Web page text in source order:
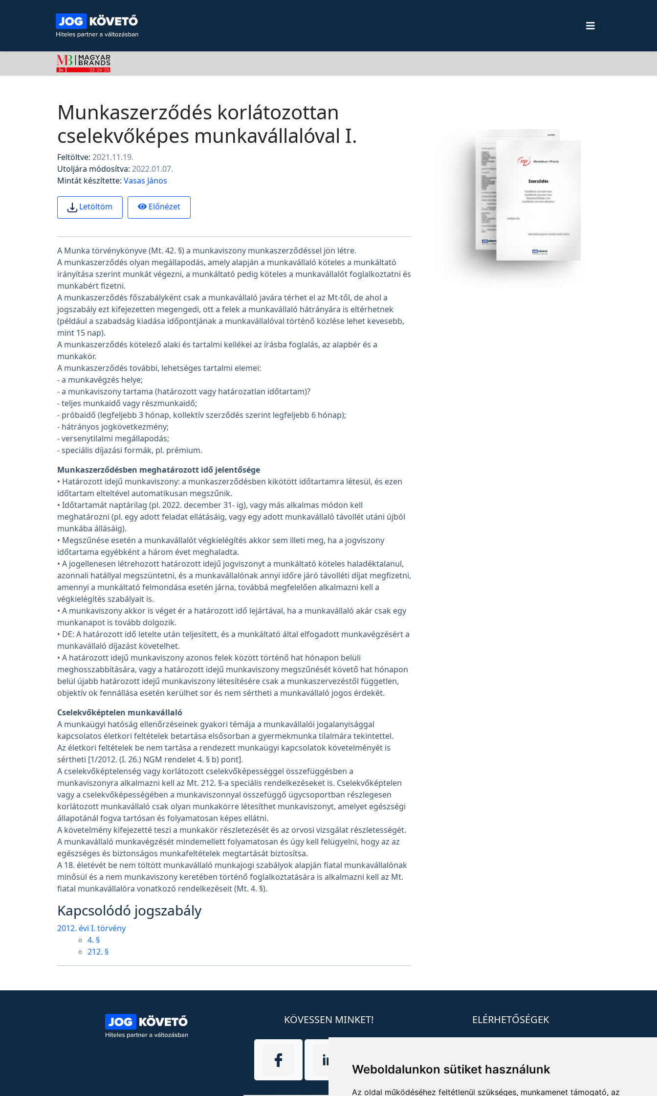
Weboldalunkon sütiket használunk
Az oldal működéséhez feltétlenül szükséges, munkamenet támogató, az
Munkaszerződés korlátozottan
cselekvőképes munkavállalóval I.
Feltöltve: 2021.11.19.
Utoljára módosítva: 2022.01.07.
Mintát készítette: Vasas János
Letöltöm Előnézet
A Munka törvénykönyve (Mt. 42. §) a munkaviszony munkaszerződéssel jön létre.
A munkaszerződés olyan megállapodás, amely alapján a munkavállaló köteles a munkáltató
irányítása szerint munkát végezni, a munkáltató pedig köteles a munkavállalót foglalkoztatni és
munkabért fizetni.
A munkaszerződés főszabályként csak a munkavállaló javára térhet el az Mt-től, de ahol a
jogszabály ezt kifejezetten megengedi, ott a felek a munkavállaló hátrányára is eltérhetnek
(például a szabadság kiadása időpontjának a munkavállalóval történő közlése lehet kevesebb,
mint 15 nap).
A munkaszerződés kötelező alaki és tartalmi kellékei az írásba foglalás, az alapbér és a
munkakör.
A munkaszerződés további, lehetséges tartalmi elemei:
- a munkavégzés helye;
- a munkaviszony tartama (határozott vagy határozatlan időtartam)?
- teljes munkaidő vagy részmunkaidő;
- próbaidő (legfeljebb 3 hónap, kollektív szerződés szerint legfeljebb 6 hónap);
- hátrányos jogkövetkezmény;
- versenytilalmi megállapodás;
- speciális díjazási formák, pl. prémium.
Munkaszerződésben meghatározott idő jelentősége
• Határozott idejű munkaviszony: a munkaszerződésben kikötött időtartamra létesül, és ezen
időtartam elteltével automatikusan megszűnik.
• Időtartamát naptárilag (pl. 2022. december 31- ig), vagy más alkalmas módon kell
meghatározni (pl. egy adott feladat ellátásáig, vagy egy adott munkavállaló távollét utáni újból
munkába állásáig).
• Megszűnése esetén a munkavállalót végkielégítés akkor sem illeti meg, ha a jogviszony
időtartama egyébként a három évet meghaladta.
• A jogellenesen létrehozott határozott idejű jogviszonyt a munkáltató köteles haladéktalanul,
azonnali hatállyal megszüntetni, és a munkavállalónak annyi időre járó távolléti díjat megfizetni,
amennyi a munkáltató felmondása esetén járna, továbbá megfelelően alkalmazni kell a
végkielégítés szabályait is.
• A munkaviszony akkor is véget ér a határozott idő lejártával, ha a munkavállaló akár csak egy
munkanapot is tovább dolgozik.
• DE: A határozott idő letelte után teljesített, és a munkáltató által elfogadott munkavégzésért a
munkavállaló díjazást követelhet.
• A határozott idejű munkaviszony azonos felek között történő hat hónapon belüli
meghosszabbítására, vagy a határozott idejű munkaviszony megszűnését követő hat hónapon
belül újabb határozott idejű munkaviszony létesítésére csak a munkaszervezéstől független,
objektív ok fennállása esetén kerülhet sor és nem sértheti a munkavállaló jogos érdekét.
Cselekvőképtelen munkavállaló
A munkaügyi hatóság ellenőrzéseinek gyakori témája a munkavállalói jogalanyisággal
kapcsolatos életkori feltételek betartása elsősorban a gyermekmunka tilalmára tekintettel.
Az életkori feltételek be nem tartása a rendezett munkaügyi kapcsolatok követelményét is
sértheti [1/2012. (I. 26.) NGM rendelet 4. § b) pont].
A cselekvőképtelenség vagy korlátozott cselekvőképességgel összefüggésben a
munkaviszonyra alkalmazni kell az Mt. 212. §-a speciális rendelkezéseket is. Cselekvőképtelen
vagy a cselekvőképességében a munkaviszonnyal összefüggő ügycsoportban részlegesen
korlátozott munkavállaló csak olyan munkakörre létesíthet munkaviszonyt, amelyet egészségi
állapotánál fogva tartósan és folyamatosan képes ellátni.
A követelmény kifejezetté teszi a munkakör részletezését és az orvosi vizsgálat részletességét.
A munkavállaló munkavégzését mindemellett folyamatosan és úgy kell felügyelni, hogy az az
egészséges és biztonságos munkafeltételek megtartását biztosítsa.
A 18. életévét be nem töltött munkavállaló munkajogi szabályok alapján fiatal munkavállalónak
minősül és a nem munkaviszony keretében történő foglalkoztatására is alkalmazni kell az Mt.
fiatal munkavállalóra vonatkozó rendelkezéseit (Mt. 4. §).
Kapcsolódó jogszabály
2012. évi I. törvény
4. §
212. §
KÖVESSEN MINKET! ELÉRHETŐSÉGEK
info@mprx.hu